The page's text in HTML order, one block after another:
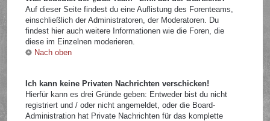
Auf dieser Seite findest du eine Auflistung des Forenteams,
einschließlich der Administratoren, der Moderatoren. Du
findest hier auch weitere Informationen wie die Foren, die
diese im Einzelnen moderieren.
Nach oben
Ich kann keine Privaten Nachrichten verschicken!
Hierfür kann es drei Gründe geben: Entweder bist du nicht
registriert und / oder nicht angemeldet, oder die Board-
Administration hat Private Nachrichten für das komplette